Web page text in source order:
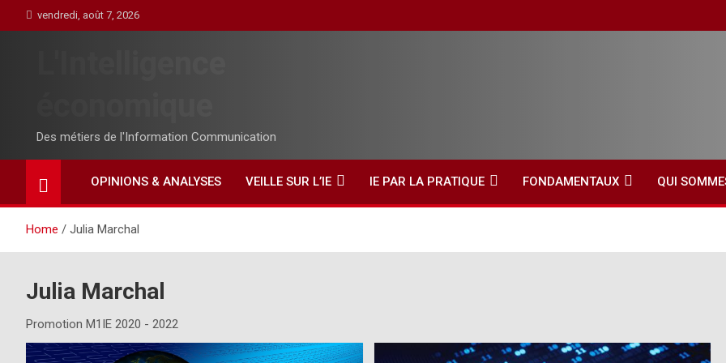
to
vendredi, août 7, 2026
Des métiers de l'Information Communication
OPINIONS & ANALYSES VEILLE SUR L’IE IE PAR LA PRATIQUE FONDAMENTAUX QUI
Home Julia Marchal
Julia Marchal
Promotion M1IE 2020 - 2022